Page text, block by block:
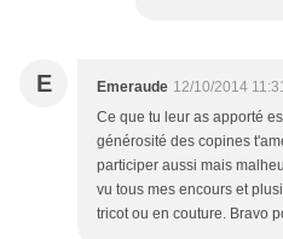
E Emeraude 12/10/2014
Ce que tu leur as apporté
générosité des copines
participer aussi mais
vu tous mes encours et
tricot ou en couture. Bravo